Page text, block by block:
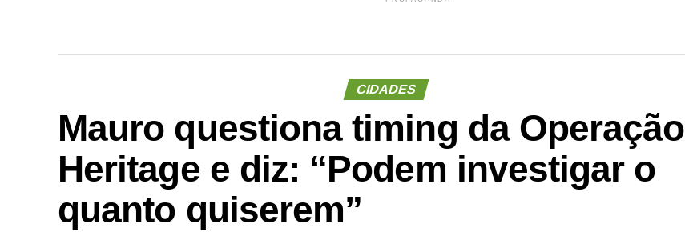
CIDADES
Mauro questiona timing da Operação
Heritage e diz: “Podem investigar o
quanto quiserem”